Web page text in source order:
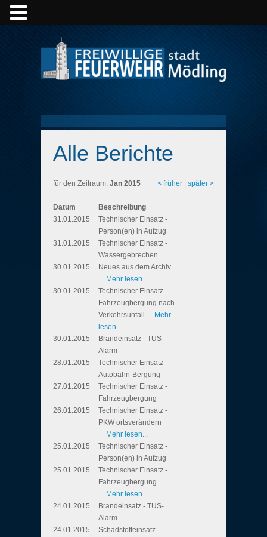
Alle Berichte
< früher später >
für den Zeitraum: Jan 2015
Datum
Beschreibung
31.01.2015
Technischer Einsatz -
Person(en) in Aufzug
31.01.2015
Technischer Einsatz -
Wassergebrechen
30.01.2015
Neues aus dem Archiv
Mehr lesen...
30.01.2015
Technischer Einsatz -
Fahrzeugbergung nach
Verkehrsunfall
Mehr
lesen...
30.01.2015
Brandeinsatz - TUS-
Alarm
28.01.2015
Technischer Einsatz -
Autobahn-Bergung
27.01.2015
Technischer Einsatz -
Fahrzeugbergung
26.01.2015
Technischer Einsatz -
PKW ortsverändern
Mehr lesen...
25.01.2015
Technischer Einsatz -
Person(en) in Aufzug
25.01.2015
Technischer Einsatz -
Fahrzeugbergung
Mehr lesen...
24.01.2015
Brandeinsatz - TUS-
Alarm
24.01.2015
Schadstoffeinsatz -